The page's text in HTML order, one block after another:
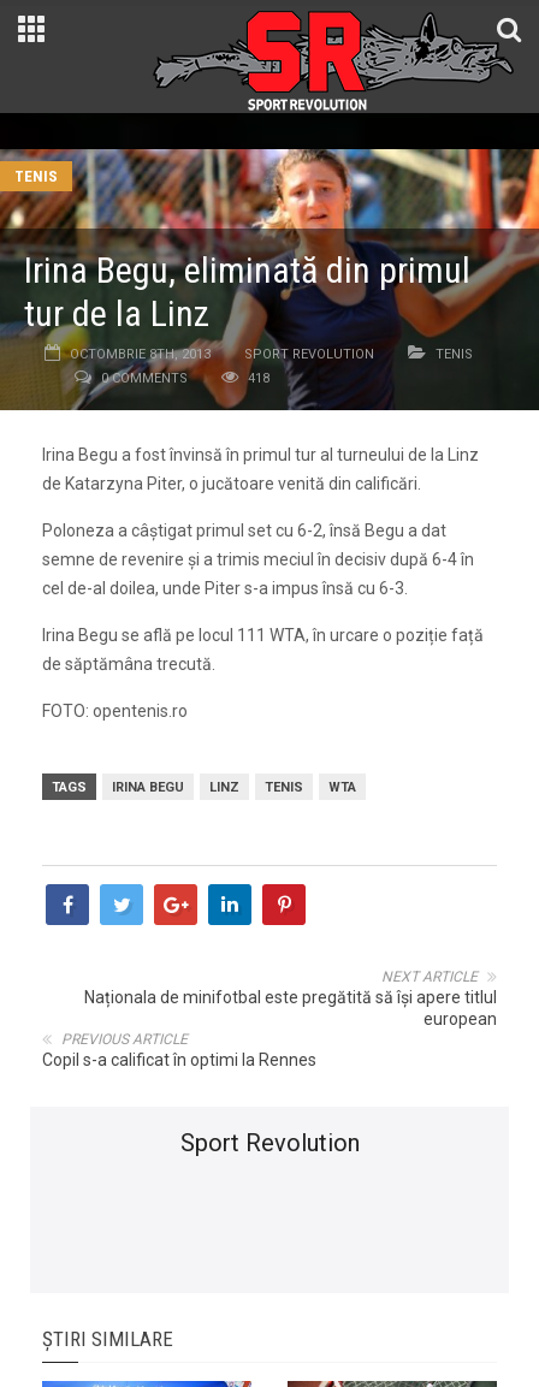
TENIS
Irina Begu, eliminată din primul
tur de la Linz
OCTOMBRIE 8TH, 2013 SPORT REVOLUTION
TENIS
0 COMMENTS
418
Irina Begu a fost învinsă în primul tur al turneului de la Linz
de Katarzyna Piter, o jucătoare venită din calificări.
Poloneza a câștigat primul set cu 6-2, însă Begu a dat
semne de revenire și a trimis meciul în decisiv după 6-4 în
cel de-al doilea, unde Piter s-a impus însă cu 6-3.
Irina Begu se află pe locul 111 WTA, în urcare o poziție față
de săptămâna trecută.
FOTO: opentenis.ro
TAGS IRINA BEGU LINZ TENIS WTA
NEXT ARTICLE
Naționala de minifotbal este pregătită să își apere titlul
european
PREVIOUS ARTICLE
Copil s-a calificat în optimi la Rennes
Sport Revolution
ȘTIRI SIMILARE